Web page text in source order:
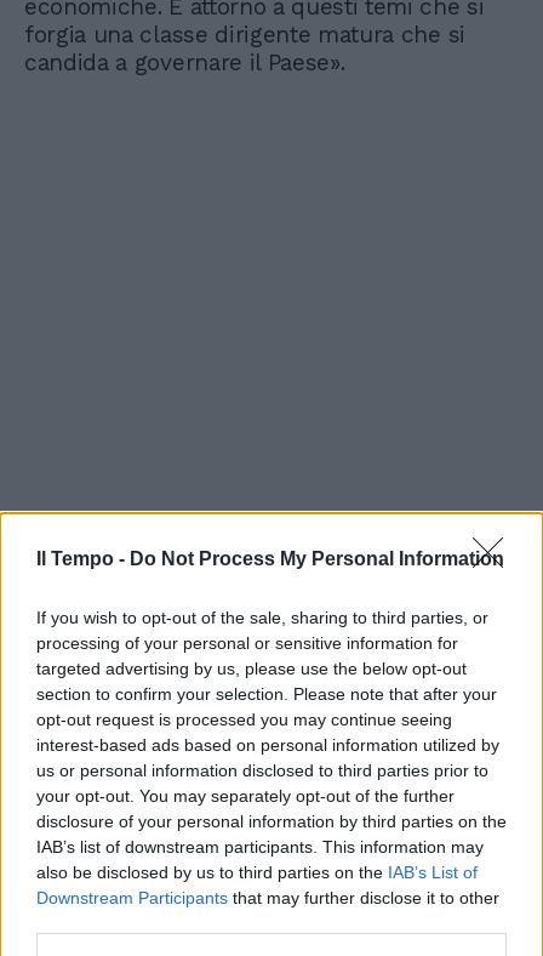
Il Tempo - Do Not Process My Personal Information
If you wish to opt-out of the sale, sharing to third parties, or
processing of your personal or sensitive information for
targeted advertising by us, please use the below opt-out
section to confirm your selection. Please note that after your
opt-out request is processed you may continue seeing
interest-based ads based on personal information utilized by
us or personal information disclosed to third parties prior to
your opt-out. You may separately opt-out of the further
disclosure of your personal information by third parties on the
IAB’s list of downstream participants. This information may
also be disclosed by us to third parties on the IAB’s List of
Downstream Participants that may further disclose it to other
economiche. È attorno a questi temi che si
forgia una classe dirigente matura che si
candida a governare il Paese».
In evidenza